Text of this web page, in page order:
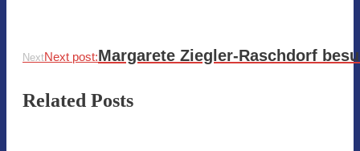
NextNext post:Margarete Ziegler-Raschdorf
Related Posts